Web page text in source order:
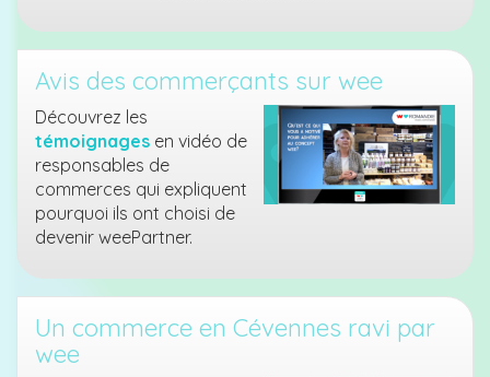
Avis des commerçants sur wee
Découvrez les
témoignages en vidéo de
responsables de
commerces qui expliquent
pourquoi ils ont choisi de
devenir weePartner.
Un commerce en Cévennes ravi par
wee